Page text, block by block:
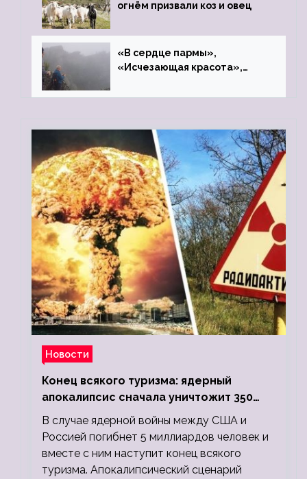
огнём призвали коз и овец
«В сердце пармы»,
«Исчезающая красота»,
Новости
Конец всякого туризма: ядерный
апокалипсис сначала уничтожит 350
миллионов, а потом 5 миллиардов
людей
В случае ядерной войны между США и
Россией погибнет 5 миллиардов человек и
вместе с ним наступит конец всякого
туризма. Апокалипсический сценарий